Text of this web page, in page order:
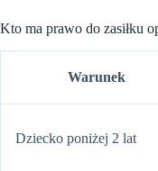
Kto ma prawo do zasiłku
Warunek
Dziecko poniżej 2 lat